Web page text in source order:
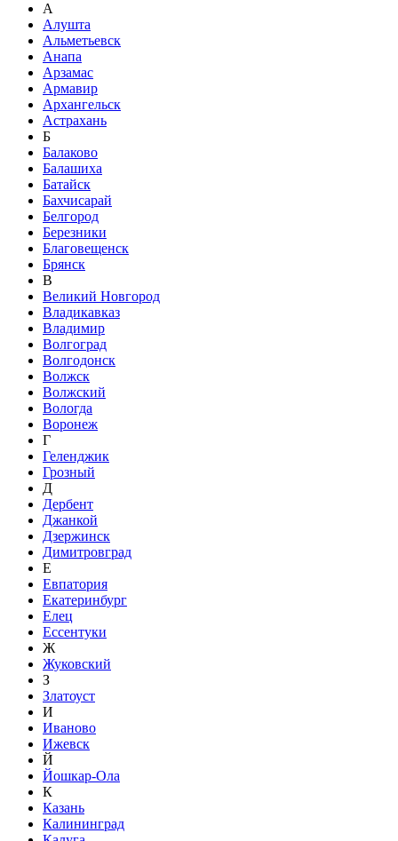
А
Алушта
Альметьевск
Анапа
Арзамас
Армавир
Архангельск
Астрахань
Б
Балаково
Балашиха
Батайск
Бахчисарай
Белгород
Березники
Благовещенск
Брянск
В
Великий Новгород
Владикавказ
Владимир
Волгоград
Волгодонск
Волжск
Волжский
Вологда
Воронеж
Г
Геленджик
Грозный
Д
Дербент
Джанкой
Дзержинск
Димитровград
Е
Евпатория
Екатеринбург
Елец
Ессентуки
Ж
Жуковский
З
Златоуст
И
Иваново
Ижевск
Й
Йошкар-Ола
К
Казань
Калининград